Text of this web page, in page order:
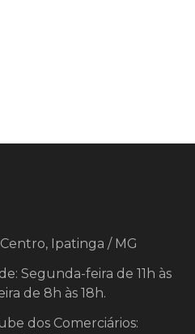
Ipatinga / MG
Segunda-feira de 11h às
de 8h às 18h.
dos Comerciários: